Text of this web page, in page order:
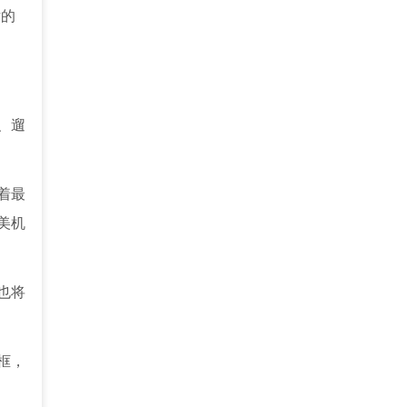
遛
最
机
将
，